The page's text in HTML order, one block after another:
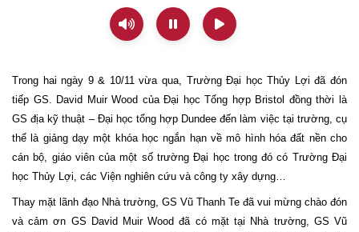
Trong hai ngày 9 & 10/11 vừa qua, Trường Đại học Thủy Lợi đã đón
tiếp GS. David Muir Wood của Đại học Tổng hợp Bristol đồng thời là
GS địa kỹ thuật – Đại học tổng hợp Dundee đến làm việc tại trường, cụ
thể là giảng dạy một khóa học ngắn hạn về mô hình hóa đất nền cho
cán bộ, giáo viên của một số trường Đại học trong đó có Trường Đại
học Thủy Lợi, các Viện nghiên cứu và công ty xây dựng…
Thay mặt lãnh đạo Nhà trường, GS Vũ Thanh Te đã vui mừng chào đón
và cảm ơn GS David Muir Wood đã có mặt tại Nhà trường, GS Vũ